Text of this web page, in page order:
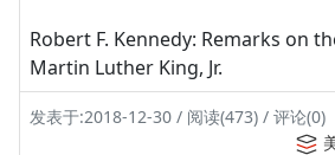
Robert F. Kennedy: Remarks on
Martin Luther King, Jr.
发表于:2018-12-30 / 阅读(473) / 评论(0)